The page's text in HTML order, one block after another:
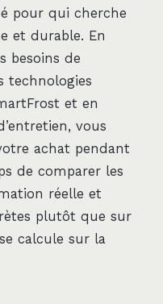
pour qui cherche
et durable. En
besoins de
technologies
et en
vous
achat pendant
de comparer les
réelle et
plutôt que sur
calcule sur la